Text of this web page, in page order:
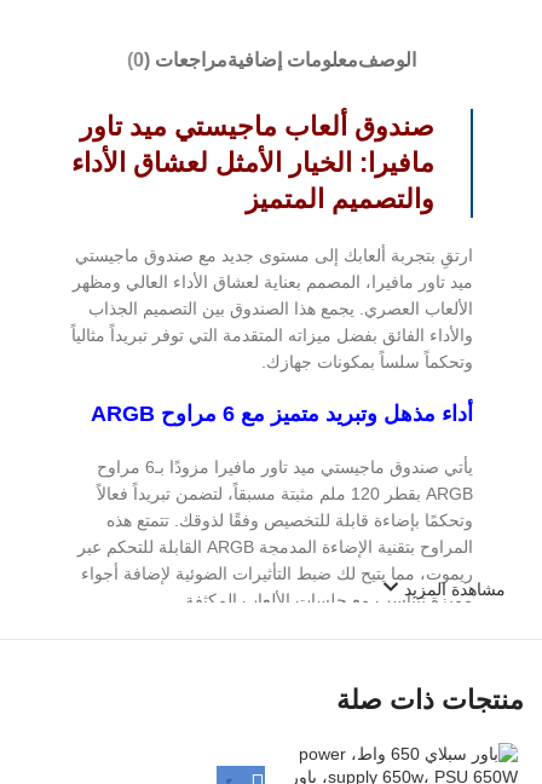
الوصفمعلومات إضافيةمراجعات (0)
صندوق ألعاب ماجيستي ميد تاور
مافيرا: الخيار الأمثل لعشاق الأداء
والتصميم المتميز
ارتقِ بتجربة ألعابك إلى مستوى جديد مع صندوق ماجيستي
ميد تاور مافيرا، المصمم بعناية لعشاق الأداء العالي ومظهر
الألعاب العصري. يجمع هذا الصندوق بين التصميم الجذاب
والأداء الفائق بفضل ميزاته المتقدمة التي توفر تبريداً مثالياً
وتحكماً سلساً بمكونات جهازك.
أداء مذهل وتبريد متميز مع 6 مراوح ARGB
يأتي صندوق ماجيستي ميد تاور مافيرا مزودًا بـ6 مراوح
ARGB بقطر 120 ملم مثبتة مسبقاً، لتضمن تبريداً فعالاً
وتحكمًا بإضاءة قابلة للتخصيص وفقًا لذوقك. تتمتع هذه
المراوح بتقنية الإضاءة المدمجة ARGB القابلة للتحكم عبر
ريموت، مما يتيح لك ضبط التأثيرات الضوئية لإضافة أجواء
مميزة تتناسب مع جلسات الألعاب المكثفة.
للمكونات الكبيرة
ملم و240 ملم، ما يوفر بيئة مثالية للألعاب المكثفة من
مشاهدة المزيد
منتجات ذات صلة